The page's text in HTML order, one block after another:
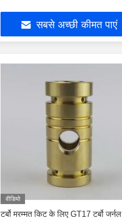
सबसे अच्छी कीमत पाएं
वीडियो
टर्बो मरम्मत किट के लिए GT17 टर्बो जर्नल